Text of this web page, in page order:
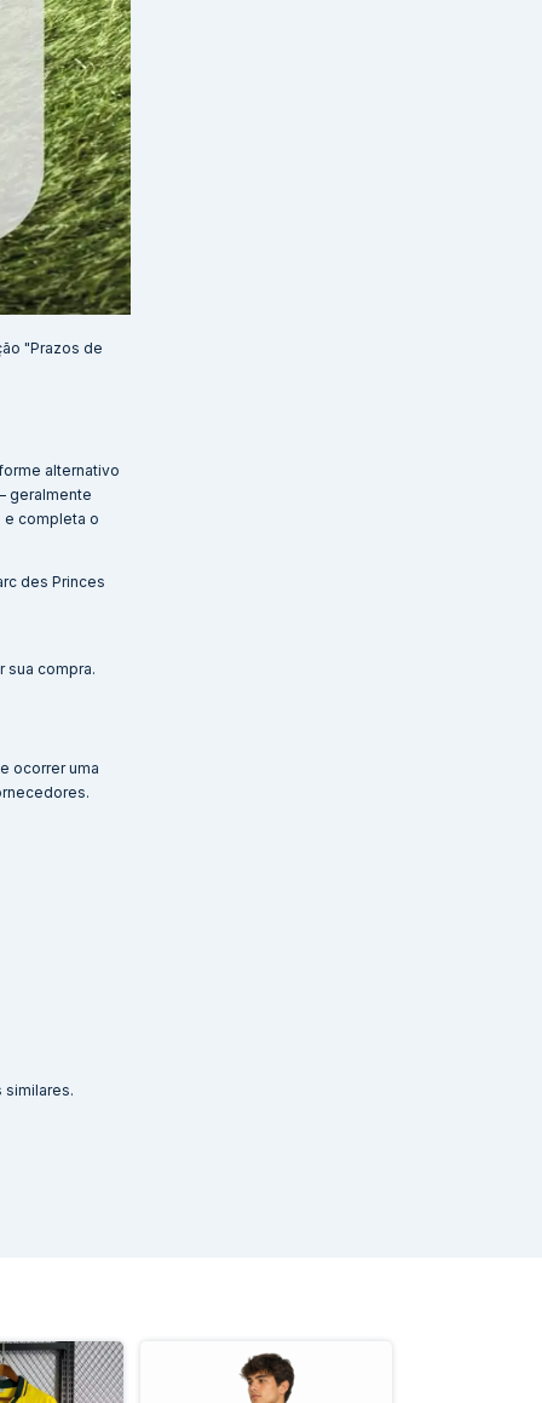
"Prazos de
alternativo
geralmente
e completa o
des Princes
sua compra.
ocorrer uma
similares.